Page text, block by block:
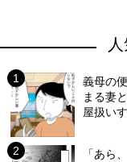
義母の
まる妻
屋扱い
「あら